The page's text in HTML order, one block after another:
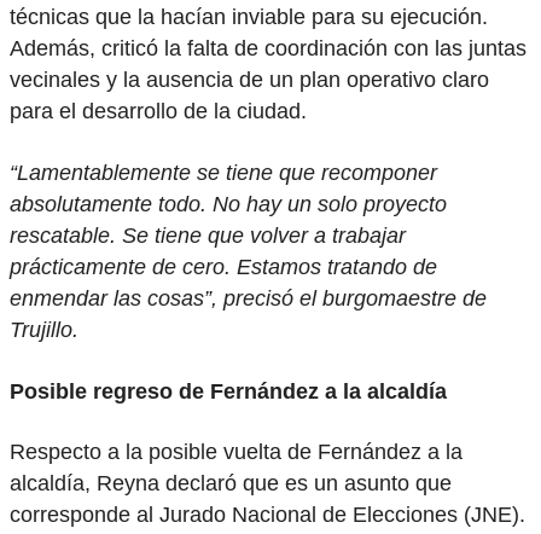
técnicas que la hacían inviable para su ejecución.
Además, criticó la falta de coordinación con las juntas
vecinales y la ausencia de un plan operativo claro
para el desarrollo de la ciudad.
“Lamentablemente se tiene que recomponer
absolutamente todo. No hay un solo proyecto
rescatable. Se tiene que volver a trabajar
prácticamente de cero. Estamos tratando de
enmendar las cosas”, precisó el burgomaestre de
Trujillo.
Posible regreso de Fernández a la alcaldía
Respecto a la posible vuelta de Fernández a la
alcaldía, Reyna declaró que es un asunto que
corresponde al Jurado Nacional de Elecciones (JNE).